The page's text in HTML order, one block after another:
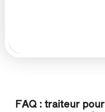
FAQ : traiteur